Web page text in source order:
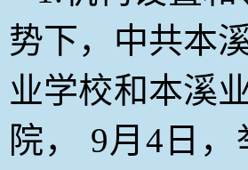
势下，中共本
业学校和本溪
院， 9月4日